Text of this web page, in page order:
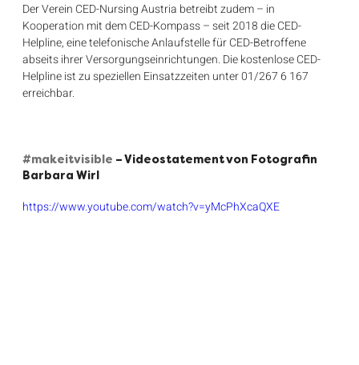
Der Verein CED-Nursing Austria betreibt zudem – in
Kooperation mit dem CED-Kompass – seit 2018 die CED-
Helpline, eine telefonische Anlaufstelle für CED-Betroffene
abseits ihrer Versorgungseinrichtungen. Die kostenlose CED-
Helpline ist zu speziellen Einsatzzeiten unter 01/267 6 167
erreichbar.
#makeitvisible – Videostatement von Fotografin
Barbara Wirl
https://www.youtube.com/watch?v=yMcPhXcaQXE